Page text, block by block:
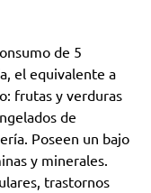
de 5
el equivalente a
frutas y verduras
de
Poseen un bajo
y minerales.
trastornos